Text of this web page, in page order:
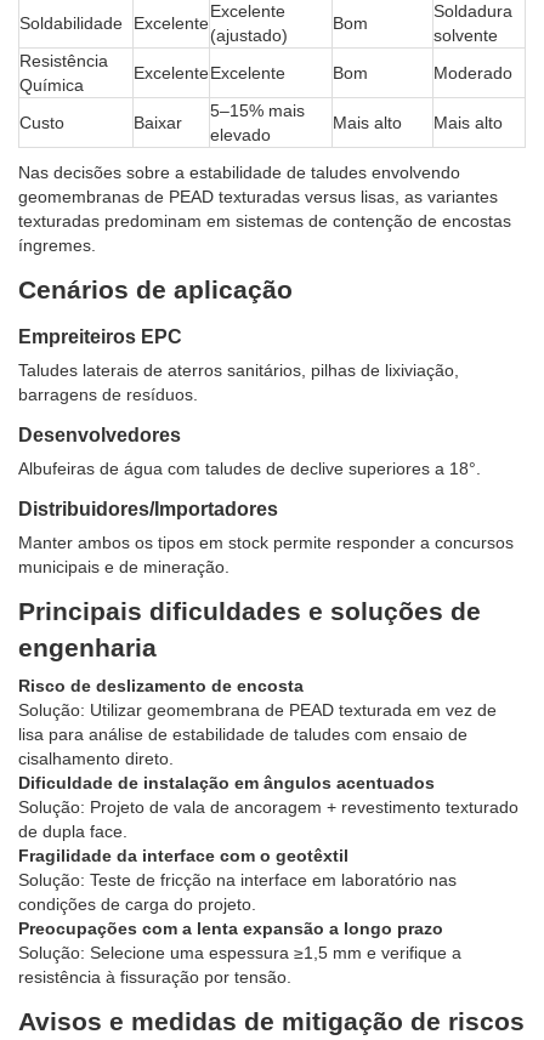
Soldabilidade Excelente
Excelente
(ajustado)
Bom
Soldadura
solvente
Resistência
Química
ExcelenteExcelente Bom Moderado
Custo Baixar
5–15% mais
elevado
Mais alto Mais alto
Nas decisões sobre a estabilidade de taludes envolvendo
geomembranas de PEAD texturadas versus lisas, as variantes
texturadas predominam em sistemas de contenção de encostas
íngremes.
Cenários de aplicação
Empreiteiros EPC
Taludes laterais de aterros sanitários, pilhas de lixiviação,
barragens de resíduos.
Desenvolvedores
Albufeiras de água com taludes de declive superiores a 18°.
Distribuidores/Importadores
Manter ambos os tipos em stock permite responder a concursos
municipais e de mineração.
Principais dificuldades e soluções de
engenharia
Risco de deslizamento de encosta
Solução: Utilizar geomembrana de PEAD texturada em vez de
lisa para análise de estabilidade de taludes com ensaio de
cisalhamento direto.
Dificuldade de instalação em ângulos acentuados
Solução: Projeto de vala de ancoragem + revestimento texturado
de dupla face.
Fragilidade da interface com o geotêxtil
Solução: Teste de fricção na interface em laboratório nas
condições de carga do projeto.
Preocupações com a lenta expansão a longo prazo
Solução: Selecione uma espessura ≥1,5 mm e verifique a
resistência à fissuração por tensão.
Avisos e medidas de mitigação de riscos